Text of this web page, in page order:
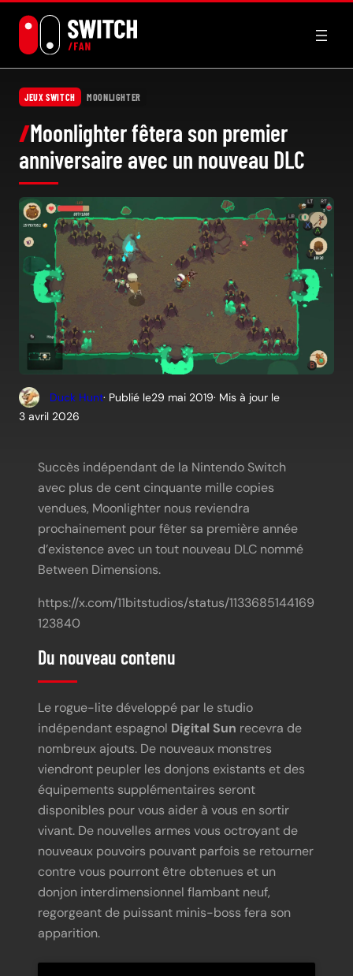
contenu
JEUX SWITCH MOONLIGHTER
Moonlighter fêtera son premier
anniversaire avec un nouveau DLC
Duck Hunt· Publié le29 mai 2019· Mis à jour le
3 avril 2026
Succès indépendant de la Nintendo Switch
avec plus de cent cinquante mille copies
vendues, Moonlighter nous reviendra
prochainement pour fêter sa première année
d’existence avec un tout nouveau DLC nommé
Between Dimensions.
https://x.com/11bitstudios/status/1133685144169
123840
Du nouveau contenu
Le rogue-lite développé par le studio
indépendant espagnol Digital Sun recevra de
nombreux ajouts. De nouveaux monstres
viendront peupler les donjons existants et des
équipements supplémentaires seront
disponibles pour vous aider à vous en sortir
vivant. De nouvelles armes vous octroyant de
nouveaux pouvoirs pouvant parfois se retourner
contre vous pourront être obtenues et un
donjon interdimensionnel flambant neuf,
regorgeant de puissant minis-boss fera son
apparition.